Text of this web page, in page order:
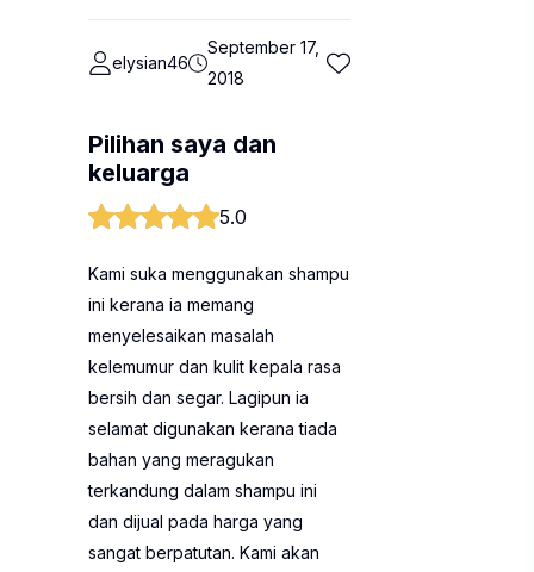
elysian46
September 17,
2018
Pilihan saya dan
keluarga
5.0
Kami suka menggunakan shampu
ini kerana ia memang
menyelesaikan masalah
kelemumur dan kulit kepala rasa
bersih dan segar. Lagipun ia
selamat digunakan kerana tiada
bahan yang meragukan
terkandung dalam shampu ini
dan dijual pada harga yang
sangat berpatutan. Kami akan